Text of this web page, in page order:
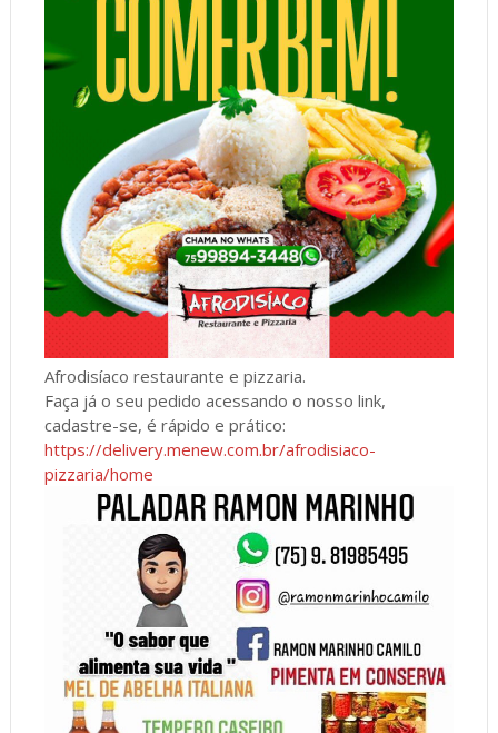
Afrodisíaco restaurante e pizzaria.
Faça já o seu pedido acessando o nosso link,
cadastre-se, é rápido e prático:
https://delivery.menew.com.br/afrodisiaco-
pizzaria/home